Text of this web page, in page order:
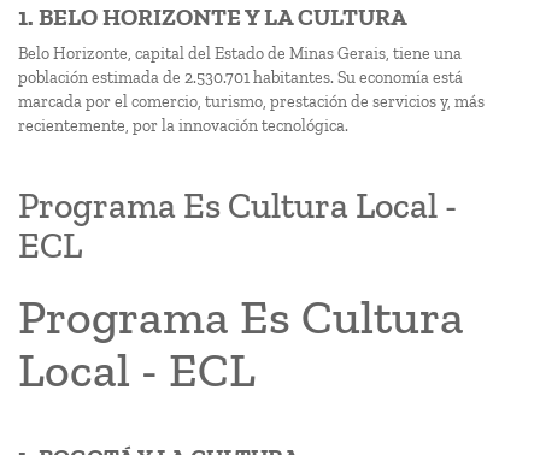
1. BELO HORIZONTE Y LA CULTURA
Belo Horizonte, capital del Estado de Minas Gerais, tiene una
población estimada de 2.530.701 habitantes. Su economía está
marcada por el comercio, turismo, prestación de servicios y, más
recientemente, por la innovación tecnológica.
Programa Es Cultura Local -
ECL
Programa Es Cultura
Local - ECL